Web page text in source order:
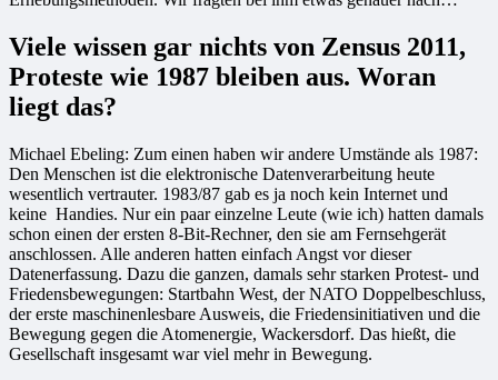
Viele wissen gar nichts von Zensus 2011,
Proteste wie 1987 bleiben aus. Woran
liegt das?
Michael Ebeling: Zum einen haben wir andere Umstände als 1987:
Den Menschen ist die elektronische Datenverarbeitung heute
wesentlich vertrauter. 1983/87 gab es ja noch kein Internet und
keine Handies. Nur ein paar einzelne Leute (wie ich) hatten damals
schon einen der ersten 8-Bit-Rechner, den sie am Fernsehgerät
anschlossen. Alle anderen hatten einfach Angst vor dieser
Datenerfassung. Dazu die ganzen, damals sehr starken Protest- und
Friedensbewegungen: Startbahn West, der NATO Doppelbeschluss,
der erste maschinenlesbare Ausweis, die Friedensinitiativen und die
Bewegung gegen die Atomenergie, Wackersdorf. Das hießt, die
Gesellschaft insgesamt war viel mehr in Bewegung.